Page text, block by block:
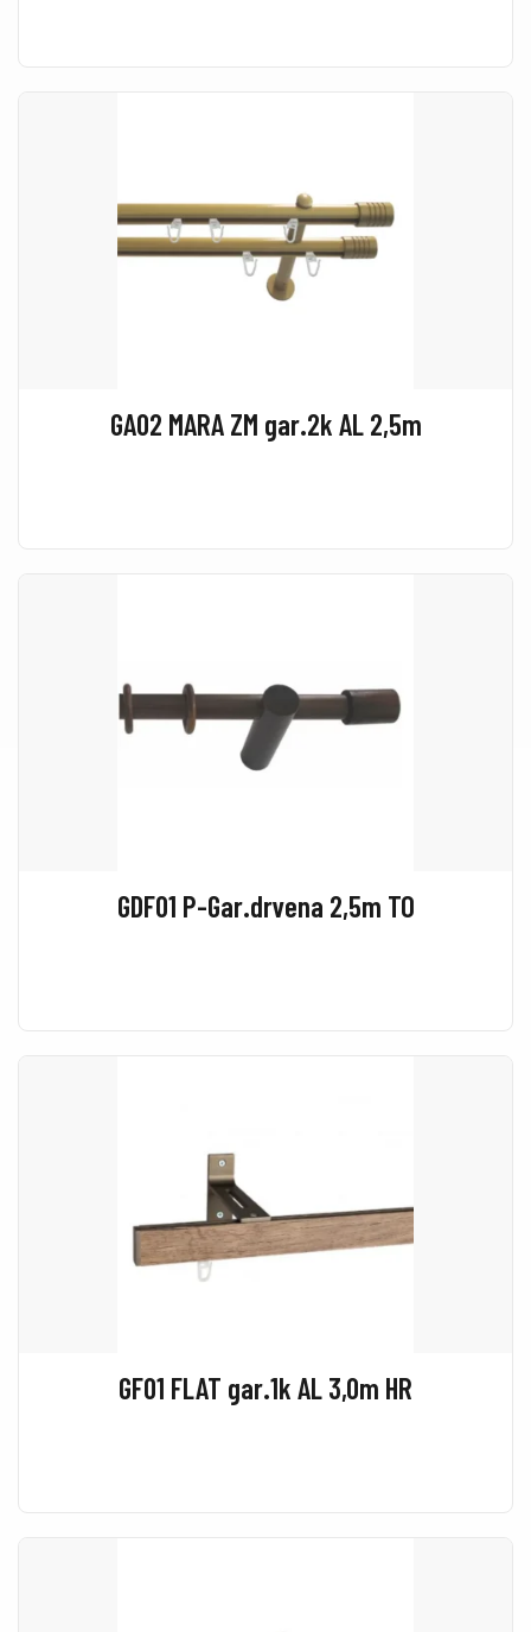
GA02 MARA ZM gar.2k AL 2,5m
GDF01 P-Gar.drvena 2,5m TO
GF01 FLAT gar.1k AL 3,0m HR